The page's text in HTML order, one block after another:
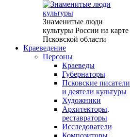
Знаменитые люди
культуры России на карте
Псковской области
Краеведение
Персоны
Краеведы
Губернаторы
Псковские писатели
и деятели культуры
Художники
Архитекторы,
реставраторы
Исследователи
Композиторы,